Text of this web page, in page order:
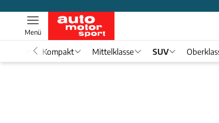
Menü
Kompakt Mittelklasse SUV